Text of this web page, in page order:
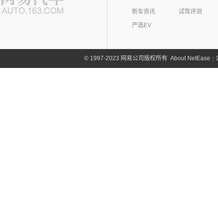
新车资讯
试驾评测
严选EV
©1997-2023 网易公司版权所有 About NetEase